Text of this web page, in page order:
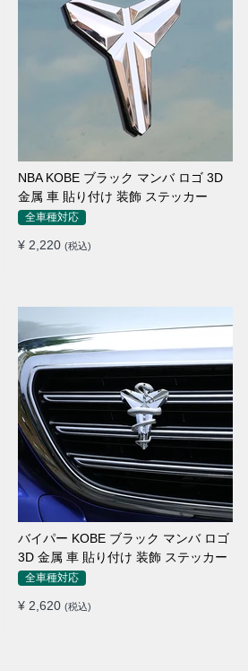
NBA KOBE ブラック マンバ ロゴ 3D
金属 車 貼り付け 装飾 ステッカー
全車種対応
¥ 2,220 (税込)
バイパー KOBE ブラック マンバ ロゴ
3D 金属 車 貼り付け 装飾 ステッカー
全車種対応
¥ 2,620 (税込)